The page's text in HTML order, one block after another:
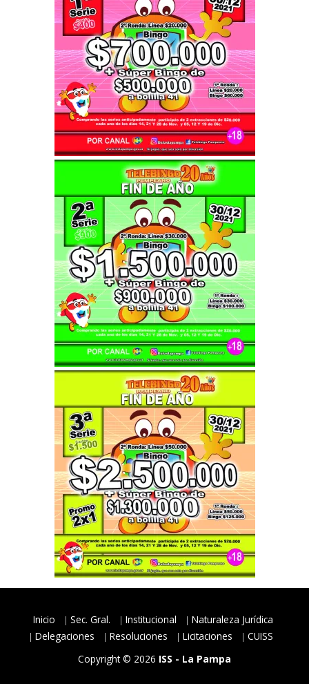
Inicio Sec. Gral. Institucional
Naturaleza Jurídica
Delegaciones
Resoluciones Licitaciones
CUISS
Copyright © 2026 ISS - La Pampa